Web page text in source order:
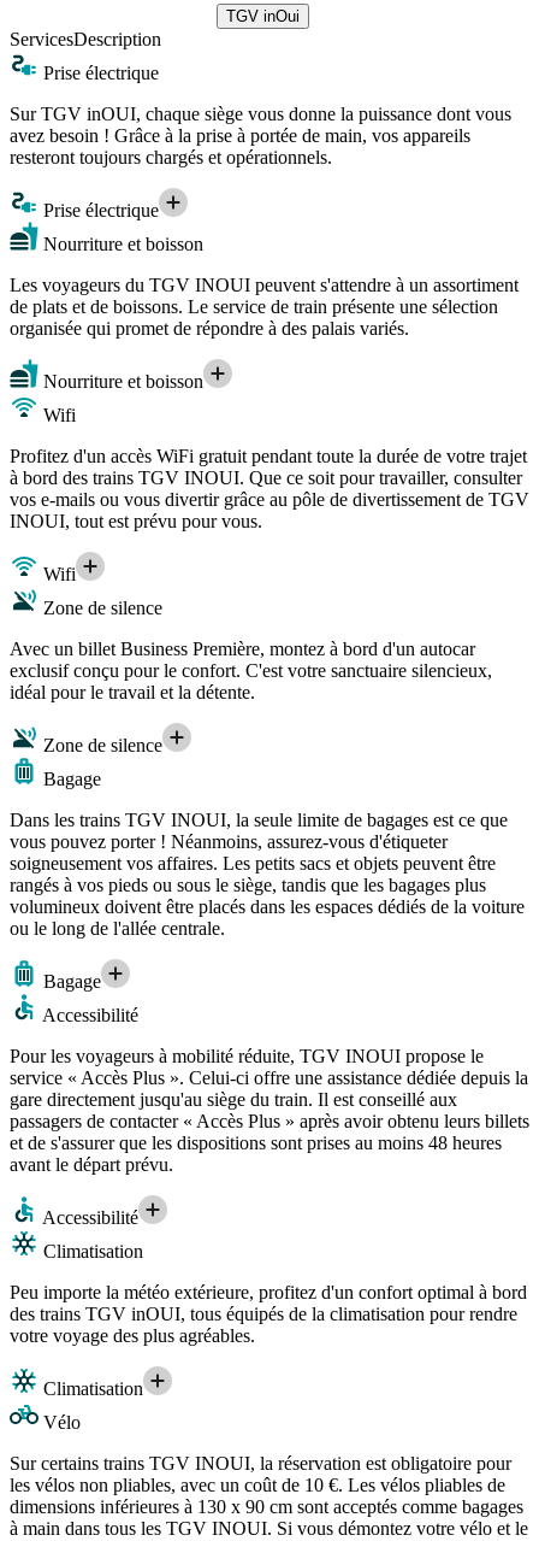
TGV inOui
ServicesDescription
Prise électrique
Sur TGV inOUI, chaque siège vous donne la puissance dont vous
avez besoin ! Grâce à la prise à portée de main, vos appareils
resteront toujours chargés et opérationnels.
Prise électrique
Nourriture et boisson
Les voyageurs du TGV INOUI peuvent s'attendre à un assortiment
de plats et de boissons. Le service de train présente une sélection
organisée qui promet de répondre à des palais variés.
Nourriture et boisson
Wifi
Profitez d'un accès WiFi gratuit pendant toute la durée de votre trajet
à bord des trains TGV INOUI. Que ce soit pour travailler, consulter
vos e-mails ou vous divertir grâce au pôle de divertissement de TGV
INOUI, tout est prévu pour vous.
Wifi
Zone de silence
Avec un billet Business Première, montez à bord d'un autocar
exclusif conçu pour le confort. C'est votre sanctuaire silencieux,
idéal pour le travail et la détente.
Zone de silence
Bagage
Dans les trains TGV INOUI, la seule limite de bagages est ce que
vous pouvez porter ! Néanmoins, assurez-vous d'étiqueter
soigneusement vos affaires. Les petits sacs et objets peuvent être
rangés à vos pieds ou sous le siège, tandis que les bagages plus
volumineux doivent être placés dans les espaces dédiés de la voiture
ou le long de l'allée centrale.
Bagage
Accessibilité
Pour les voyageurs à mobilité réduite, TGV INOUI propose le
service « Accès Plus ». Celui-ci offre une assistance dédiée depuis la
gare directement jusqu'au siège du train. Il est conseillé aux
passagers de contacter « Accès Plus » après avoir obtenu leurs billets
et de s'assurer que les dispositions sont prises au moins 48 heures
avant le départ prévu.
Accessibilité
Climatisation
Peu importe la météo extérieure, profitez d'un confort optimal à bord
des trains TGV inOUI, tous équipés de la climatisation pour rendre
votre voyage des plus agréables.
Climatisation
Vélo
Sur certains trains TGV INOUI, la réservation est obligatoire pour
les vélos non pliables, avec un coût de 10 €. Les vélos pliables de
dimensions inférieures à 130 x 90 cm sont acceptés comme bagages
à main dans tous les TGV INOUI. Si vous démontez votre vélo et le